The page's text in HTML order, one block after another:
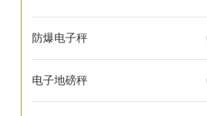
防爆电子秤
电子地磅秤